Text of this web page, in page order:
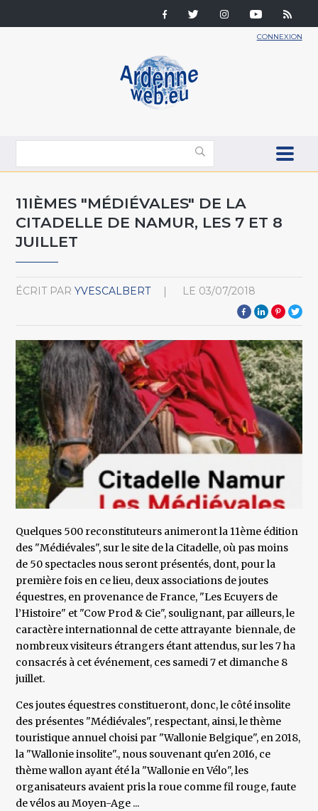
CONNEXION
11IÈMES "MÉDIÉVALES" DE LA
CITADELLE DE NAMUR, LES 7 ET 8
JUILLET
ÉCRIT PAR YVESCALBERT LE 03/07/2018
Quelques 500 reconstituteurs animeront la 11ème édition
des "Médiévales", sur le site de la Citadelle, où pas moins
de 50 spectacles nous seront présentés, dont, pour la
première fois en ce lieu, deux associations de joutes
équestres, en provenance de France, "Les Ecuyers de
l’Histoire" et "Cow Prod & Cie", soulignant, par ailleurs, le
caractère internationnal de cette attrayante biennale, de
nombreux visiteurs étrangers étant attendus, sur les 7 ha
consacrés à cet événement, ces samedi 7 et dimanche 8
juillet.
Ces joutes équestres constitueront, donc, le côté insolite
des présentes "Médiévales", respectant, ainsi, le thème
touristique annuel choisi par "Wallonie Belgique", en 2018,
la "Wallonie insolite"., nous souvenant qu'en 2016, ce
thème wallon ayant été la "Wallonie en Vélo", les
organisateurs avaient pris la roue comme fil rouge, faute
de vélos au Moyen-Age ...